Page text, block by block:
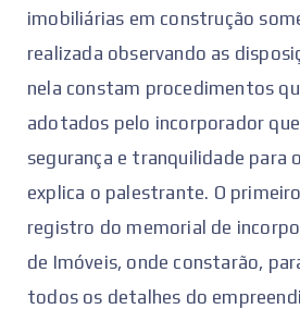
imobiliárias em construção
realizada observando as
nela constam procedimentos
adotados pelo incorporador
segurança e tranquilidade para
explica o palestrante. O
registro do memorial de
de Imóveis, onde constarão,
todos os detalhes do